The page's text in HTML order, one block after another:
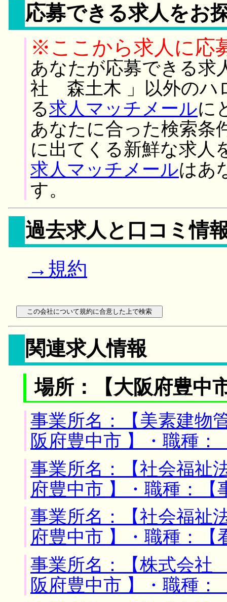
応募できる求人をお
※ここから求人に応
あなたが応募できる求
社 森土木 」以外のハ
る求人マッチメールに
あなたに合った検索条
に出てくる新鮮な求人
求人マッチメールはあ
す。
過去求人と口コミ情
→規約
関連求人情報
場所：【大阪府豊中
事業所名：【美素建物
阪府豊中市 】・職種
事業所名：【社会福祉
府豊中市 】・職種：【
事業所名：【社会福祉
府豊中市 】・職種：【
事業所名：【株式会社
阪府豊中市 】・職種：